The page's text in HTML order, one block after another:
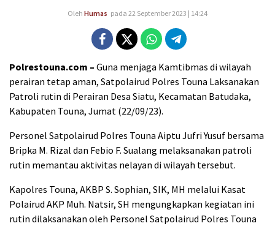
Oleh Humas pada 22 September 2023 | 14:24
Polrestouna.com – Guna menjaga Kamtibmas di wilayah
perairan tetap aman, Satpolairud Polres Touna Laksanakan
Patroli rutin di Perairan Desa Siatu, Kecamatan Batudaka,
Kabupaten Touna, Jumat (22/09/23).
Personel Satpolairud Polres Touna Aiptu Jufri Yusuf bersama
Bripka M. Rizal dan Febio F. Sualang melaksanakan patroli
rutin memantau aktivitas nelayan di wilayah tersebut.
Kapolres Touna, AKBP S. Sophian, SIK, MH melalui Kasat
Polairud AKP Muh. Natsir, SH mengungkapkan kegiatan ini
rutin dilaksanakan oleh Personel Satpolairud Polres Touna